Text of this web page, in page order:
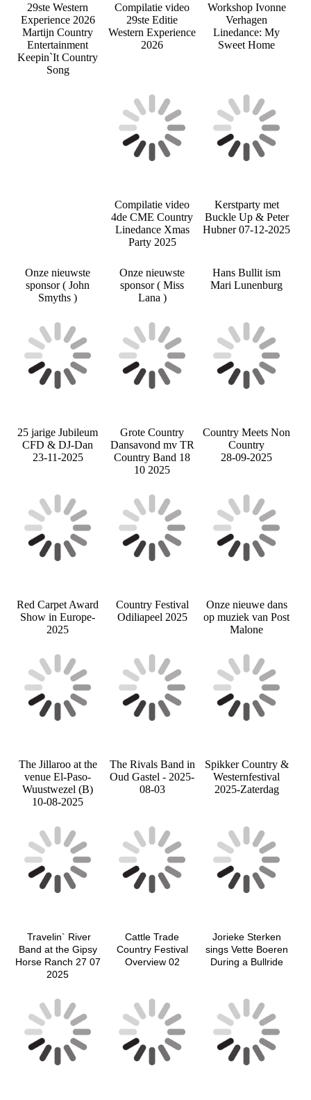
29ste Western
Experience 2026
Martijn Country
Entertainment
Keepin`It Country
Song
Compilatie video
29ste Editie
Western Experience
2026
Workshop Ivonne
Verhagen
Linedance: My
Sweet Home
Compilatie video
4de CME Country
Linedance Xmas
Party 2025
Kerstparty met
Buckle Up & Peter
Hubner 07-12-2025
Onze nieuwste
sponsor ( John
Smyths )
Onze nieuwste
sponsor ( Miss
Lana )
Hans Bullit ism
Mari Lunenburg
25 jarige Jubileum
CFD & DJ-Dan
23-11-2025
Grote Country
Dansavond mv TR
Country Band 18
10 2025
Country Meets Non
Country
28-09-2025
Red Carpet Award
Show in Europe-
2025
Country Festival
Odiliapeel 2025
Onze nieuwe dans
op muziek van Post
Malone
The Jillaroo at the
venue El-Paso-
Wuustwezel (B)
10-08-2025
The Rivals Band in
Oud Gastel - 2025-
08-03
Spikker Country &
Westernfestival
2025-Zaterdag
Travelin` River
Band at the Gipsy
Horse Ranch 27 07
2025
Cattle Trade
Country Festival
Overview 02
Jorieke Sterken
sings Vette Boeren
During a Bullride